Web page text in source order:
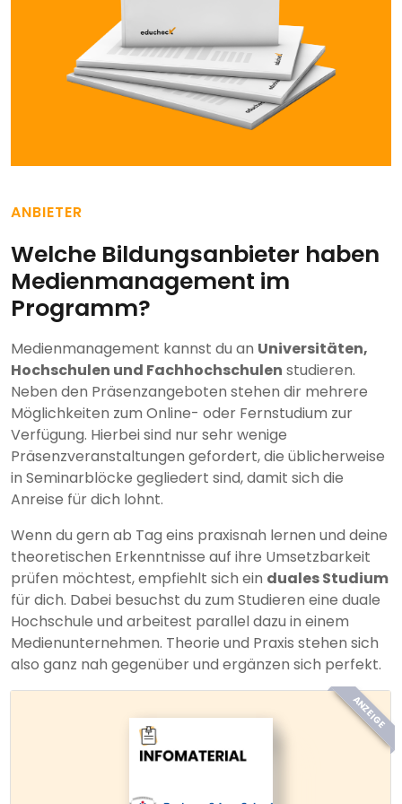
ANBIETER
Welche Bildungsanbieter haben
Medienmanagement im
Programm?
Medienmanagement kannst du an Universitäten,
Hochschulen und Fachhochschulen studieren.
Neben den Präsenzangeboten stehen dir mehrere
Möglichkeiten zum Online- oder Fernstudium zur
Verfügung. Hierbei sind nur sehr wenige
Präsenzveranstaltungen gefordert, die üblicherweise
in Seminarblöcke gegliedert sind, damit sich die
Anreise für dich lohnt.
Wenn du gern ab Tag eins praxisnah lernen und deine
theoretischen Erkenntnisse auf ihre Umsetzbarkeit
prüfen möchtest, empfiehlt sich ein duales Studium
für dich. Dabei besuchst du zum Studieren eine duale
Hochschule und arbeitest parallel dazu in einem
Medienunternehmen. Theorie und Praxis stehen sich
also ganz nah gegenüber und ergänzen sich perfekt.
ANZEIGE